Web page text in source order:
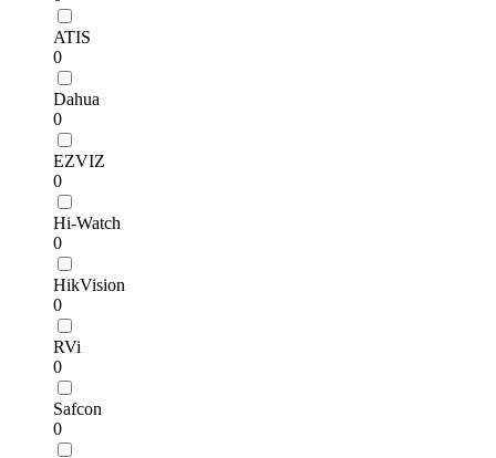
ATIS
0
Dahua
0
EZVIZ
0
Hi-Watch
0
HikVision
0
RVi
0
Safcon
0